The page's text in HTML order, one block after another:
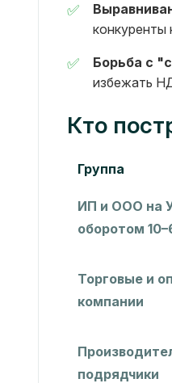
Борьба с
избежать
Кто
Группа
ИП и ООО на
оборотом
Торговые и
компании
подрядчики